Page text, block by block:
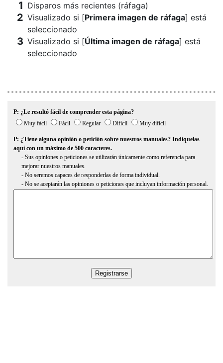
Disparos más recientes (ráfaga)
Visualizado si [Primera imagen de ráfaga] está
seleccionado
Visualizado si [Última imagen de ráfaga] está
seleccionado